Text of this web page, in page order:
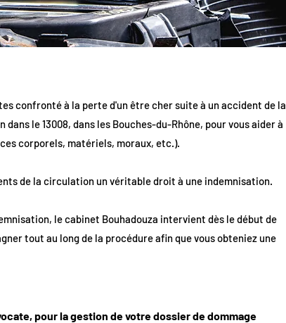
confronté à la perte d'un être cher suite à un accident de la
le 13008, dans les Bouches-du-Rhône, pour vous aider à
corporels, matériels, moraux, etc.).
de la circulation un véritable droit à une indemnisation.
le cabinet Bouhadouza intervient dès le début de
tout au long de la procédure afin que vous obteniez une
pour la gestion de votre dossier de dommage